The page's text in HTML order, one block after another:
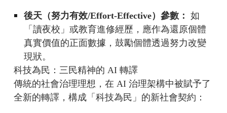
後天（努力有效/Effort-Effective）參數： 如
「讀夜校」或教育進修經歷，應作為還原個體
真實價值的正面數據，鼓勵個體透過努力改變
現狀。
科技為民：三民精神的 AI 轉譯
傳統的社會治理理想，在 AI 治理架構中被賦予了
全新的轉譯，構成「科技為民」的新社會契約：